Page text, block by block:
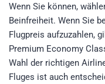
Wenn Sie können,
Beinfreiheit. Wenn Sie
Flugpreis aufzuzahlen,
Premium Economy
Wahl der richtigen
Fluges ist auch